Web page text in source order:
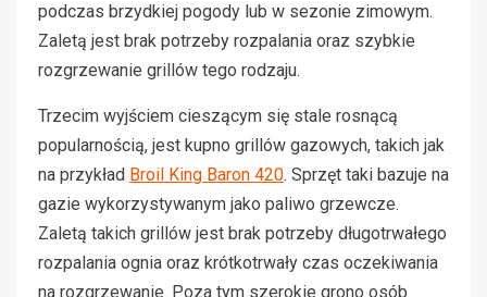
podczas brzydkiej pogody lub w sezonie zimowym.
Zaletą jest brak potrzeby rozpalania oraz szybkie
rozgrzewanie grillów tego rodzaju.
Trzecim wyjściem cieszącym się stale rosnącą
popularnością, jest kupno grillów gazowych, takich jak
na przykład Broil King Baron 420. Sprzęt taki bazuje na
gazie wykorzystywanym jako paliwo grzewcze.
Zaletą takich grillów jest brak potrzeby długotrwałego
rozpalania ognia oraz krótkotrwały czas oczekiwania
na rozgrzewanie. Poza tym szerokie grono osób